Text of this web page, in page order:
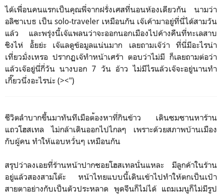
ได้เพื่อนคนแรกเป็นคุณพี่จากฝรั่งเศสที่นอนห้องเดียวกัน นามว่า
อลิซาเบธ เป็น solo-traveler เหมือนกัน เจ๊เค้ามาอยู่ที่นี่ได้สามวัน
แล้ว และพรุ่งนี้เจ๊แพลนว่าจะออกนอกเมืองไปค้างคืนที่ทะเลสาบ
ชิงไห่ อั้ยย่ะ เจ๊แลดูข้อมูลแน่นมาก เลยถามเจ๊ว่า ที่นี่มีอะไรน่า
เที่ยวมั่งเหรอ ปรากฏเจ๊ทำหน้าเศร้า ตอบว่าไม่มี ก็เลยถามต่อว่า
แล้วเจ๊อยู่นี่กี่วัน นางบอก 7 วัน อ้าว ไม่มีไรแล้วเจ๊จะอยู่นานทำ
เกี๊ยวนึ่งอะไรน่ะ (><")
ชีวิตลำบากขึ้นมาทันทีเมือต้องหาที่กินข้าว เดินซมซานหาร้าน
แถวโฮสเทล ไม่กล้าเดินออกไปไกลๆ เพราะด้วยสภาพบ้านเมือง
กับผู้คน ทำให้แอบหวั่นๆ เหมือนกัน
สรุปว่าลงเอยที่ร้านหน้าปากซอยโฮสเทลนั่นแหละ มีลูกค้าในร้าน
อยู่แล้วสองสามโต๊ะ หน้าไทยแบบนี้เดินเข้าไปทำให้ตกเป็นเป้า
สายตาอย่างกับเป็นตัวประหลาด พูดจีนก็ไม่ได้ แถมเมนูก็ไม่มีรูป